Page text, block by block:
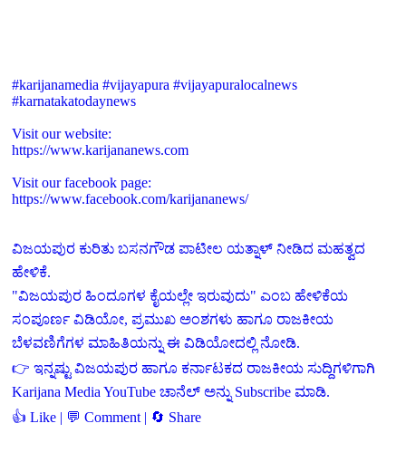
#karijanamedia #vijayapura #vijayapuralocalnews
#karnatakatodaynews
Visit our website:
https://www.karijananews.com
Visit our facebook page:
https://www.facebook.com/karijananews/
ವಿಜಯಪುರ ಕುರಿತು ಬಸನಗೌಡ ಪಾಟೀಲ ಯತ್ನಾಳ್ ನೀಡಿದ ಮಹತ್ವದ
ಹೇಳಿಕೆ.
"ವಿಜಯಪುರ ಹಿಂದೂಗಳ ಕೈಯಲ್ಲೇ ಇರುವುದು" ಎಂಬ ಹೇಳಿಕೆಯ
ಸಂಪೂರ್ಣ ವಿಡಿಯೋ, ಪ್ರಮುಖ ಅಂಶಗಳು ಹಾಗೂ ರಾಜಕೀಯ
ಬೆಳವಣಿಗೆಗಳ ಮಾಹಿತಿಯನ್ನು ಈ ವಿಡಿಯೋದಲ್ಲಿ ನೋಡಿ.
👉 ಇನ್ನಷ್ಟು ವಿಜಯಪುರ ಹಾಗೂ ಕರ್ನಾಟಕದ ರಾಜಕೀಯ ಸುದ್ದಿಗಳಿಗಾಗಿ
Karijana Media YouTube ಚಾನೆಲ್ ಅನ್ನು Subscribe ಮಾಡಿ.
👍 Like | 💬 Comment | 🔄 Share